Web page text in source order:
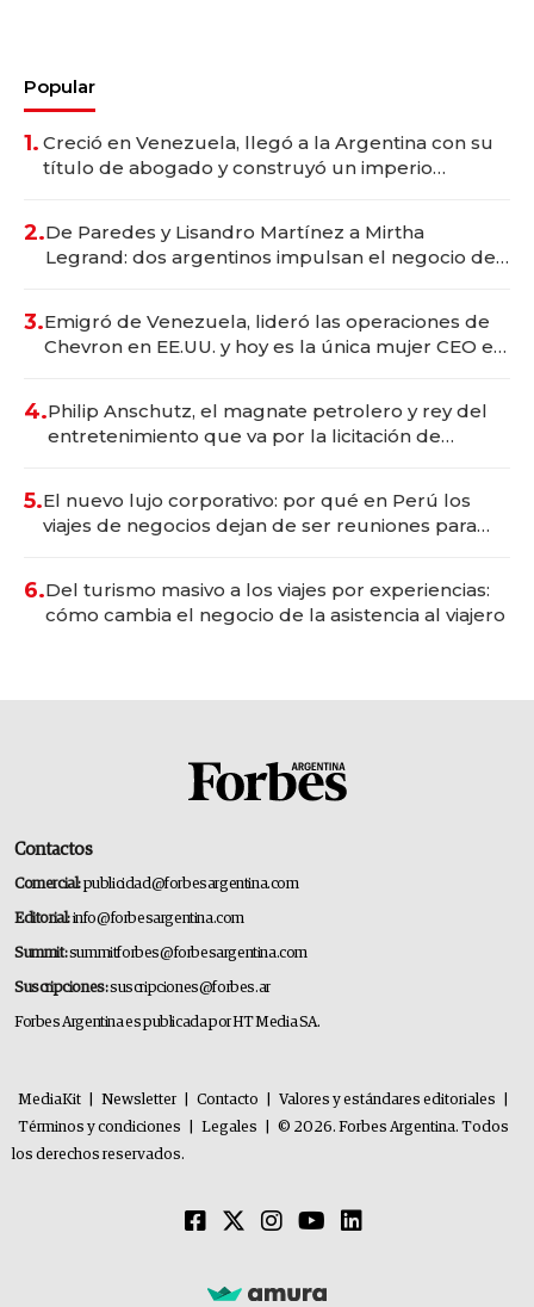
Popular
1. Creció en Venezuela, llegó a la Argentina con su
título de abogado y construyó un imperio
2.De Paredes y Lisandro Martínez a Mirtha
Legrand: dos argentinos impulsan el negocio del
3.Emigró de Venezuela, lideró las operaciones de
Chevron en EE.UU. y hoy es la única mujer CEO en
4.Philip Anschutz, el magnate petrolero y rey del
entretenimiento que va por la licitación de
5.El nuevo lujo corporativo: por qué en Perú los
viajes de negocios dejan de ser reuniones para
6.Del turismo masivo a los viajes por experiencias:
cómo cambia el negocio de la asistencia al viajero
Contactos
Comercial:publicidad@forbesargentina.com
Editorial:info@forbesargentina.com
Summit:summitforbes@forbesargentina.com
Suscripciones:suscripciones@forbes.ar
Forbes Argentina es publicada por HT Media SA.
MediaKit Newsletter Contacto Valores y estándares editoriales
Términos y condiciones
Legales
© 2026. Forbes Argentina. Todos
los derechos reservados.